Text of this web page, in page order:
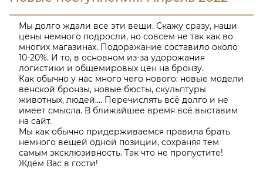
Мы долго ждали все эти вещи. Скажу сразу, наши
цены немного подросли, но совсем не так как во
многих магазинах. Подоражание составило около
10-20%. И то, в основном из-за удорожания
логистики и общемировых цен на бронзу.
Как обычно у нас много чего нового: новые модели
венской бронзы, новые бюсты, скульптуры
животных, людей.... Перечислять всё долго и не
имеет смысла. В ближайшее время всё выставим
на сайт.
Мы как обычно придерживаемся правила брать
немного вещей одной позиции, сохраняя тем
самым эксклюзивность. Так что не пропустите!
Ждём Вас в гости!